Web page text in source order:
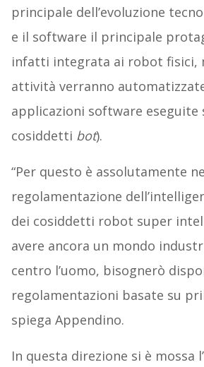
principale dell’evoluzione
e il software il principale
infatti integrata ai robot fisici,
attività verranno
applicazioni software eseguite
cosiddetti bot).
“Per questo è assolutamente
regolamentazione
dei cosiddetti robot super
avere ancora un mondo
centro l’uomo, bisognerò
regolamentazioni basate su
spiega Appendino.
In questa direzione si è mossa